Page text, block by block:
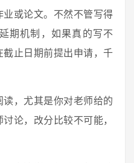
或论文。不然不管写得
期机制，如果真的写不
止日期前提出申请，千
，尤其是你对老师给的
论，改分比较不可能，